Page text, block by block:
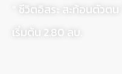
” ชีวิตอิสระ สะท้อนตัวตน “
เริ่มต้น 2.80 ลบ.